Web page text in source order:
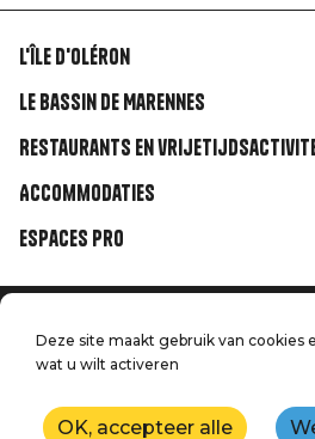
Liens
rubriques
L'île d'Oléron
Le Bassin de Marennes
Restaurants en
Accommodaties
Espaces Pro
Menu
Juridische informatie
Druk op
Neem contact met ons op
Kaart
Deze site maakt gebruik van cookies
wat u wilt activeren
OK, accepteer alle